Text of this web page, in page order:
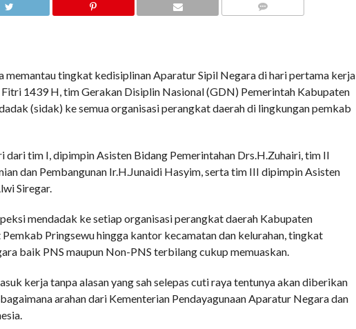
memantau tingkat kedisiplinan Aparatur Sipil Negara di hari pertama kerja
1439 H, tim Gerakan Disiplin Nasional (GDN) Pemerintah Kabupaten
(sidak) ke semua organisasi perangkat daerah di lingkungan pemkab
tim I, dipimpin Asisten Bidang Pemerintahan Drs.H.Zuhairi, tim II
dan Pembangunan Ir.H.Junaidi Hasyim, serta tim III dipimpin Asisten
Siregar.
mendadak ke setiap organisasi perangkat daerah Kabupaten
Pringsewu hingga kantor kecamatan dan kelurahan, tingkat
baik PNS maupun Non-PNS terbilang cukup memuaskan.
kerja tanpa alasan yang sah selepas cuti raya tentunya akan diberikan
arahan dari Kementerian Pendayagunaan Aparatur Negara dan